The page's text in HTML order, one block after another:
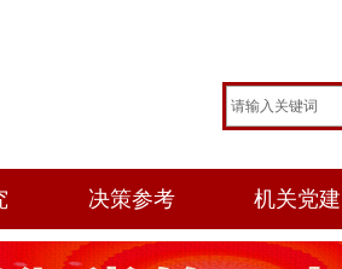
决策参考 机关党建